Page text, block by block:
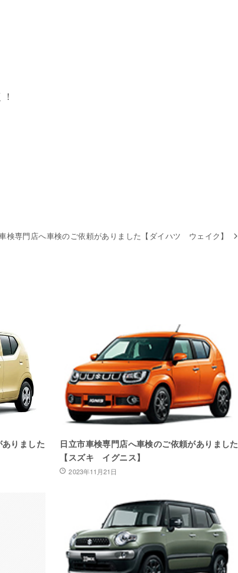
検専門店へ車検のご依頼がありました【ダイハツ ウェイク】
りました
日立市車検専門店へ車検のご依頼がありました
【スズキ イグニス】
2023年11月21日